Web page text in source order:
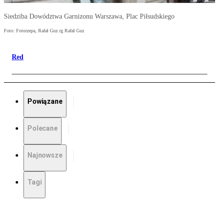
Siedziba Dowództwa Garnizonu Warszawa, Plac Piłsudskiego
Foto: Fotorzepa, Rafał Guz rg Rafał Guz
Red
Powiązane
Polecane
Najnowsze
Tagi